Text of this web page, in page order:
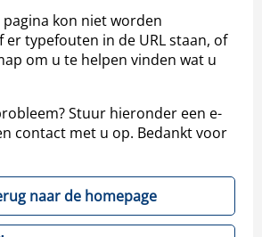
kon niet worden
er typefouten in de URL staan, of
om u te helpen vinden wat u
Stuur hieronder een e-
contact met u op. Bedankt voor
naar de homepage